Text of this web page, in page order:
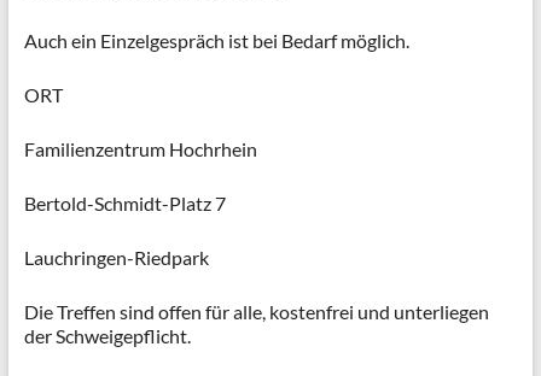
Auch ein Einzelgespräch ist bei Bedarf möglich.
ORT
Familienzentrum Hochrhein
Bertold-Schmidt-Platz 7
Lauchringen-Riedpark
Die Treffen sind offen für alle, kostenfrei und unterliegen
der Schweigepflicht.